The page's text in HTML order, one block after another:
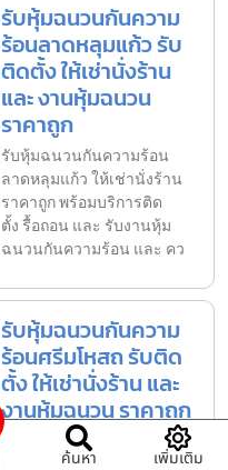
รับหุ้มฉนวนกันความ
ร้อนลาดหลุมแก้ว รับ
ติดตั้ง ให้เช่านั่งร้าน
และ งานหุ้มฉนวน
ราคาถูก
รับหุ้มฉนวนกันความร้อน
ลาดหลุมแก้ว ให้เช่านั่งร้าน
ราคาถูก พร้อมบริการติด
ตั้ง รื้อถอน และ รับงานหุ้ม
ฉนวนกันความร้อน และ คว
รับหุ้มฉนวนกันความ
ร้อนศรีมโหสถ รับติด
ตั้ง ให้เช่านั่งร้าน และ
งานหุ้มฉนวน ราคาถูก
รับหุ้มฉนวนกันความร้อนศรี
มโหสถ ให้เช่านั่งร้านราคาถูก
ค้นหา เพิ่มเติม